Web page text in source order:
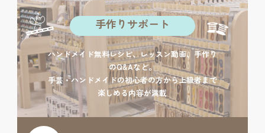
手作りサポート
ハンドメイド無料レシピ、レッスン動画、手作り
のQ&Aなど。
手芸・ハンドメイドの初心者の方から上級者まで
楽しめる内容が満載